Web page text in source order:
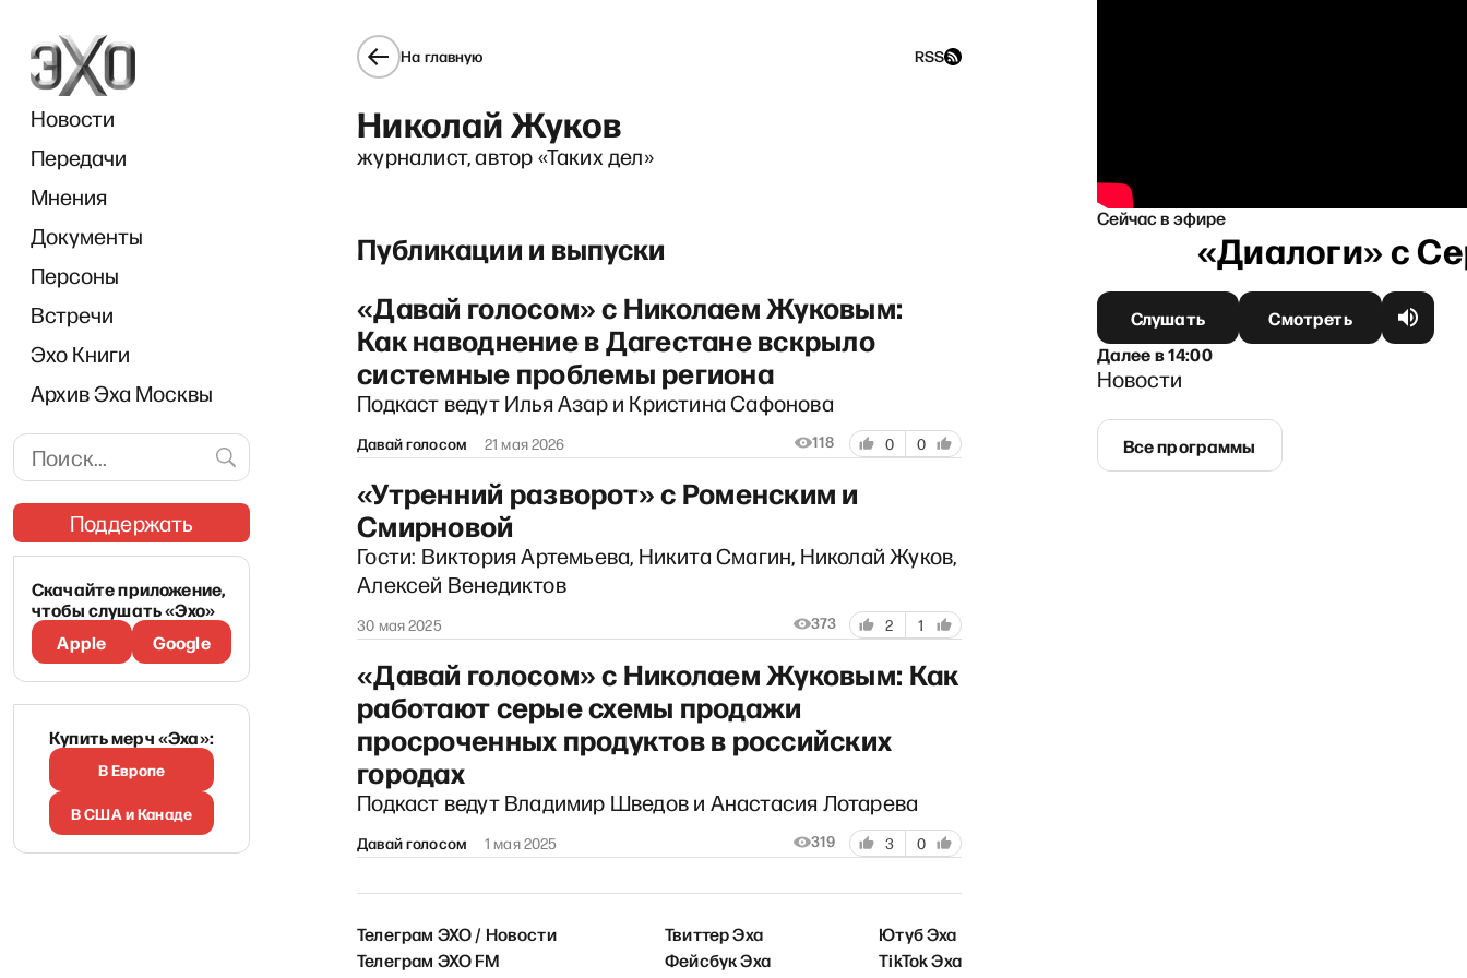
Новости
Передачи
Мнения
Документы
Персоны
Встречи
Эхо Книги
Архив Эха Москвы
Поддержать
Скачайте приложение,
чтобы слушать «Эхо»
Apple
Google
Купить мерч «Эха»:
В Европе
В США и Канаде
На главную RSS
Николай Жуков
журналист, автор «Таких дел»
Публикации и выпуски
«Давай голосом» с Николаем Жуковым:
Как наводнение в Дагестане вскрыло
системные проблемы региона
Подкаст ведут Илья Азар и Кристина Сафонова
Давай голосом 21 мая 2026 118 0 0
«Утренний разворот» с Роменским и
Смирновой
Гости: Виктория Артемьева, Никита Смагин, Николай Жуков,
Алексей Венедиктов
30 мая 2025 373 2 1
«Давай голосом» с Николаем Жуковым: Как
работают серые схемы продажи
просроченных продуктов в российских
городах
Подкаст ведут Владимир Шведов и Анастасия Лотарева
Давай голосом 1 мая 2025 319 3 0
Телеграм ЭХО / Новости
Телеграм ЭХО FM
Твиттер Эха
Фейсбук Эха
Ютуб Эха
TikTok Эха
Сейчас в эфире
«Диалоги» с Сергеем Асланяном
Слушать
Смотреть
Далеев14:00
Новости
Все программы